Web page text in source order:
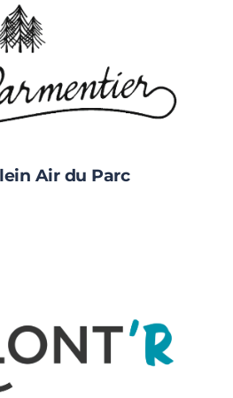
Air du Parc